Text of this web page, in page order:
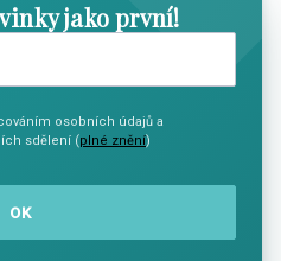
jako první!
osobních údajů a
sdělení (plné znění)